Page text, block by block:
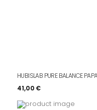
HUBISLAB PURE BALANCE
41,00 €